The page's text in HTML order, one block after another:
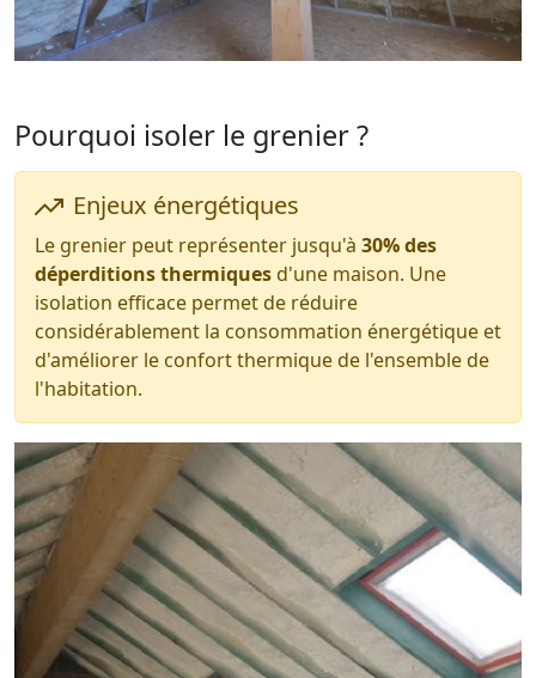
Pourquoi isoler le grenier ?
Enjeux énergétiques
Le grenier peut représenter jusqu'à 30% des
déperditions thermiques d'une maison. Une
isolation efficace permet de réduire
considérablement la consommation énergétique et
d'améliorer le confort thermique de l'ensemble de
l'habitation.